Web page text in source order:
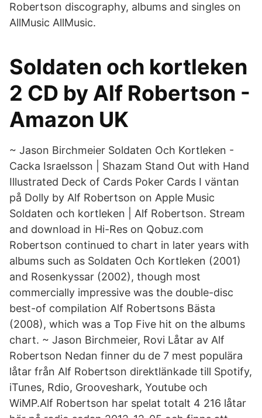
Robertson discography, albums and singles on
AllMusic AllMusic.
Soldaten och kortleken
2 CD by Alf Robertson -
Amazon UK
~ Jason Birchmeier Soldaten Och Kortleken -
Cacka Israelsson | Shazam Stand Out with Hand
Illustrated Deck of Cards Poker Cards I väntan
på Dolly by Alf Robertson on Apple Music
Soldaten och kortleken | Alf Robertson. Stream
and download in Hi-Res on Qobuz.com
Robertson continued to chart in later years with
albums such as Soldaten Och Kortleken (2001)
and Rosenkyssar (2002), though most
commercially impressive was the double-disc
best-of compilation Alf Robertsons Bästa
(2008), which was a Top Five hit on the albums
chart. ~ Jason Birchmeier, Rovi Låtar av Alf
Robertson Nedan finner du de 7 mest populära
låtar från Alf Robertson direktlänkade till Spotify,
iTunes, Rdio, Grooveshark, Youtube och
WiMP.Alf Robertson har spelat totalt 4 216 låtar